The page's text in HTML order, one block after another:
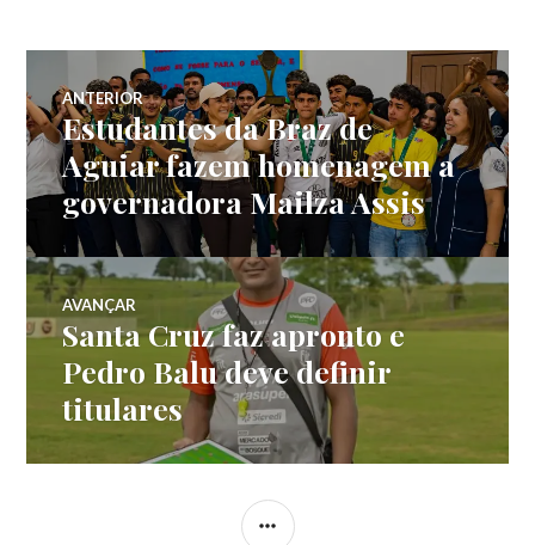
ANTERIOR
Estudantes da Braz de
Aguiar fazem homenagem a
governadora Mailza Assis
AVANÇAR
Santa Cruz faz apronto e
Pedro Balu deve definir
titulares